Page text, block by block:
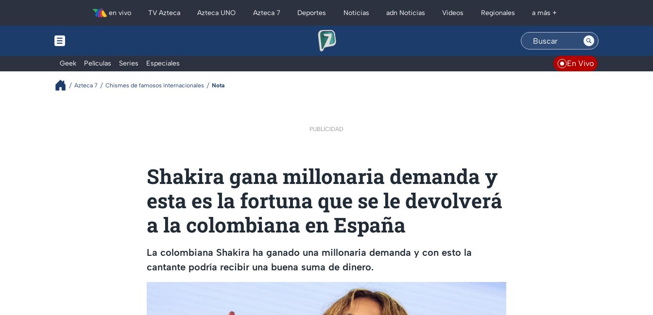
en vivo TV Azteca Azteca UNO Azteca 7 Deportes Noticias adn Noticias Videos Regionales a más +
Geek Películas Series Especiales En Vivo
Azteca 7 Chismes de famosos internacionales Nota
PUBLICIDAD
Shakira gana millonaria demanda y
esta es la fortuna que se le devolverá
a la colombiana en España
La colombiana Shakira ha ganado una millonaria demanda y con esto la
cantante podría recibir una buena suma de dinero.